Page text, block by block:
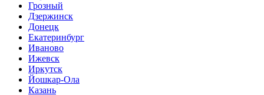
Грозный
Дзержинск
Донецк
Екатеринбург
Иваново
Ижевск
Иркутск
Йошкар-Ола
Казань